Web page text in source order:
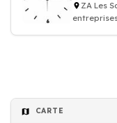
ZA Les
CARTE